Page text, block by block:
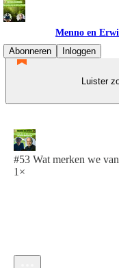
Menno en
Abonneren
Inloggen
Luister
#53 Wat merken we
1×